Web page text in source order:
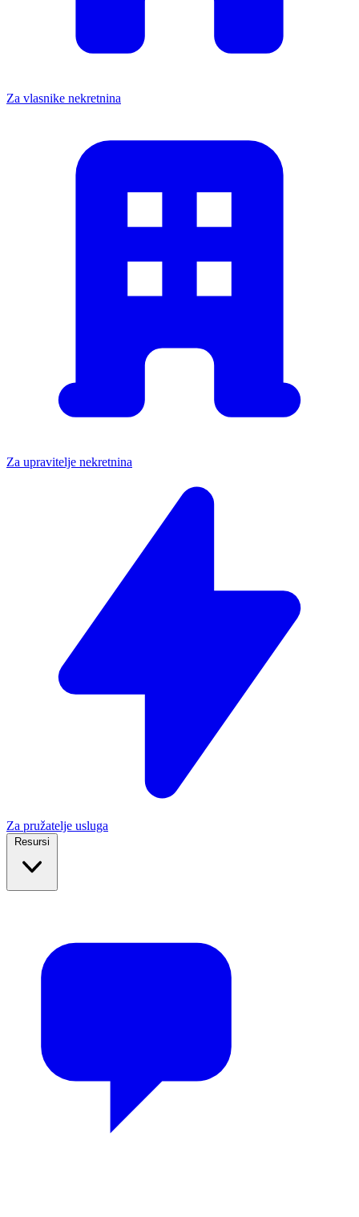
Za vlasnike nekretnina
Za upravitelje nekretnina
Za pružatelje usluga